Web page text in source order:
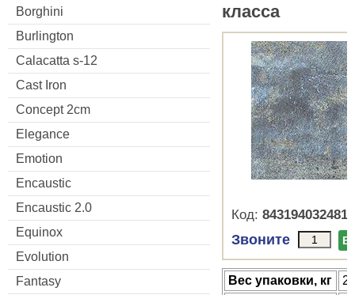
Borghini
Burlington
Calacatta s-12
Cast Iron
Concept 2cm
Elegance
Emotion
Encaustic
Encaustic 2.0
Equinox
Evolution
Fantasy
класса
Код: 8431940324819
Звоните В
Веc упаковки, кг